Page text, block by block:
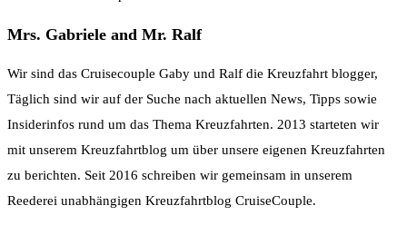
205
43
Kreuzfahrtschiffe
an
122
Tagen
Mrs. Gabriele and Mr. Ralf
Wir sind das Cruisecouple Gaby und Ralf die Kreuzfahrt blogger,
Täglich sind wir auf der Suche nach aktuellen News, Tipps sowie
Insiderinfos rund um das Thema Kreuzfahrten. 2013 starteten wir
mit unserem Kreuzfahrtblog um über unsere eigenen Kreuzfahrten
zu berichten. Seit 2016 schreiben wir gemeinsam in unserem
Reederei unabhängigen Kreuzfahrtblog CruiseCouple.